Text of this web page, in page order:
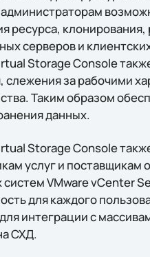
ресурса,
серверов и
Storage Console
слежения за рабочими
Таким образом
данных.
Storage Console
услуг и поставщикам
VMware vCenter
для каждого
интеграции с
СХД.